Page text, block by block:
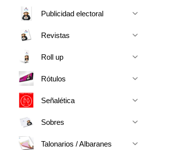
Publicidad electoral
Revistas
Roll up
Rótulos
Señalética
Sobres
Talonarios / Albaranes